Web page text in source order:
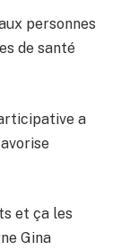
personnes
de santé
a
et ça les
Gina